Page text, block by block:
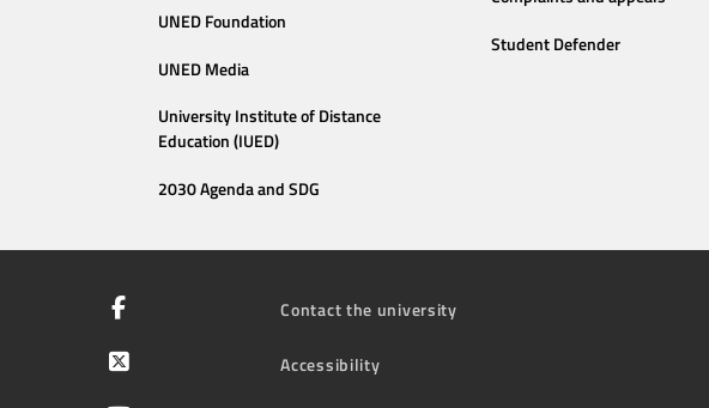
UNED Foundation
UNED Media
University Institute of Distance
Education (IUED)
2030 Agenda and SDG
Student Defender
Contact the university
Accessibility